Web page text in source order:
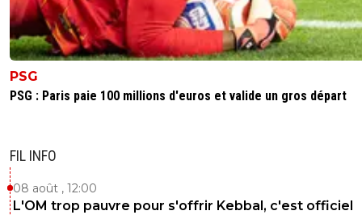
PSG
PSG : Paris paie 100 millions d'euros et valide un gros départ
FIL INFO
08 août , 12:00
L'OM trop pauvre pour s'offrir Kebbal, c'est officiel